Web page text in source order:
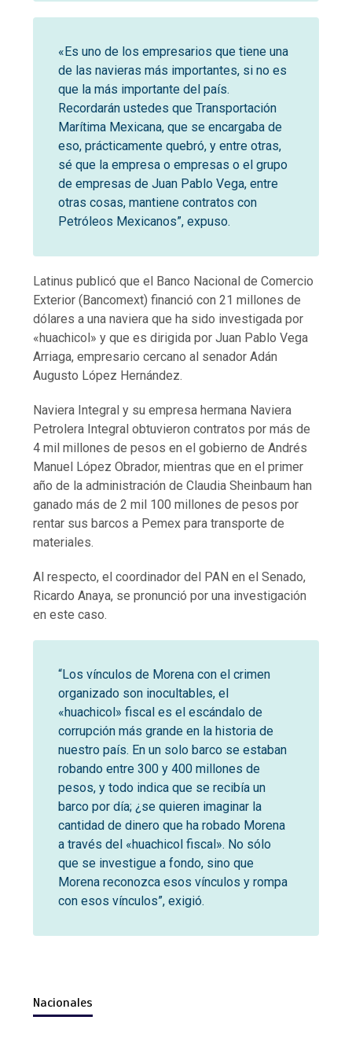
«Es uno de los empresarios que tiene una
de las navieras más importantes, si no es
que la más importante del país.
Recordarán ustedes que Transportación
Marítima Mexicana, que se encargaba de
eso, prácticamente quebró, y entre otras,
sé que la empresa o empresas o el grupo
de empresas de Juan Pablo Vega, entre
otras cosas, mantiene contratos con
Petróleos Mexicanos”, expuso.
Latinus publicó que el Banco Nacional de Comercio
Exterior (Bancomext) financió con 21 millones de
dólares a una naviera que ha sido investigada por
«huachicol» y que es dirigida por Juan Pablo Vega
Arriaga, empresario cercano al senador Adán
Augusto López Hernández.
Naviera Integral y su empresa hermana Naviera
Petrolera Integral obtuvieron contratos por más de
4 mil millones de pesos en el gobierno de Andrés
Manuel López Obrador, mientras que en el primer
año de la administración de Claudia Sheinbaum han
ganado más de 2 mil 100 millones de pesos por
rentar sus barcos a Pemex para transporte de
materiales.
Al respecto, el coordinador del PAN en el Senado,
Ricardo Anaya, se pronunció por una investigación
en este caso.
“Los vínculos de Morena con el crimen
organizado son inocultables, el
«huachicol» fiscal es el escándalo de
corrupción más grande en la historia de
nuestro país. En un solo barco se estaban
robando entre 300 y 400 millones de
pesos, y todo indica que se recibía un
barco por día; ¿se quieren imaginar la
cantidad de dinero que ha robado Morena
a través del «huachicol fiscal». No sólo
que se investigue a fondo, sino que
Morena reconozca esos vínculos y rompa
con esos vínculos”, exigió.
Nacionales